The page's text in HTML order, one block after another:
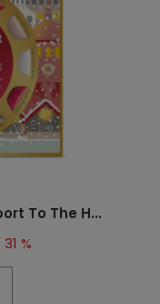
To The H...
%